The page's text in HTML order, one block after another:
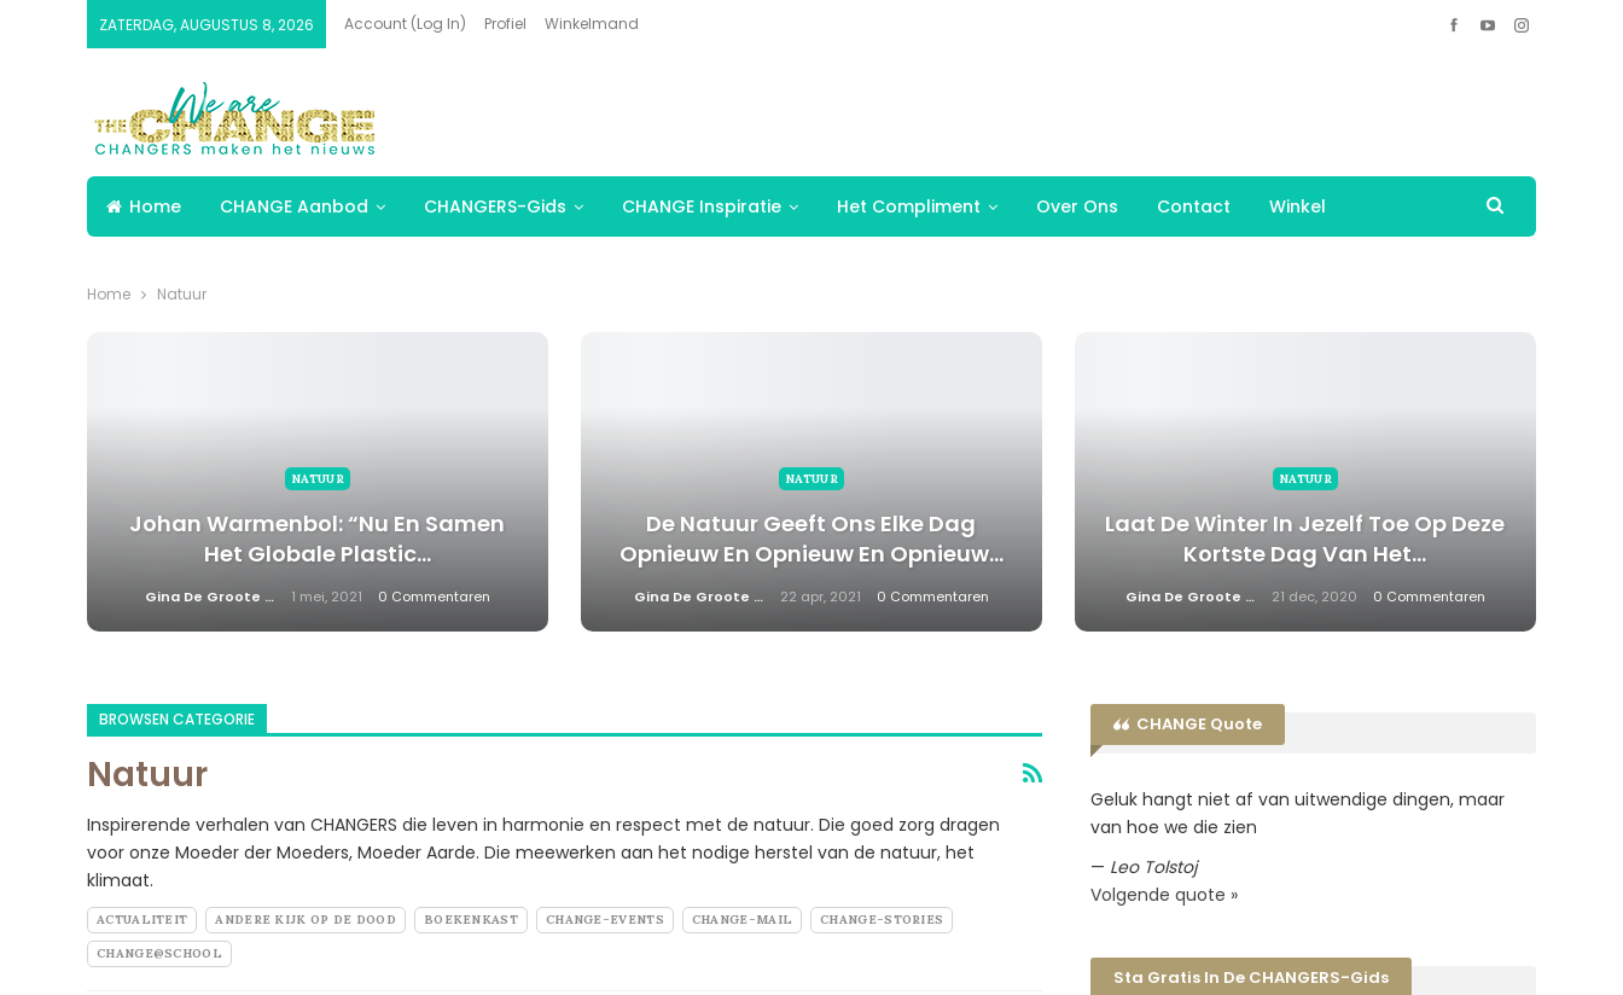
ZATERDAG, AUGUSTUS 8, 2026 Account (Log In) Profiel Winkelmand
Home CHANGE Aanbod CHANGERS-Gids CHANGE Inspiratie Het Compliment Over Ons Contact Winkel
Home Natuur
NATUUR
Johan Warmenbol: “Nu En Samen
Het Globale Plastic…
Gina De Groote 1 mei, 2021 0 Commentaren
NATUUR
De Natuur Geeft Ons Elke Dag
Opnieuw En Opnieuw En Opnieuw…
Gina De Groote 22 apr, 2021 0 Commentaren
NATUUR
Laat De Winter In Jezelf Toe Op Deze
Kortste Dag Van Het…
Gina De Groote 21 dec, 2020 0 Commentaren
BROWSEN CATEGORIE
Natuur
Inspirerende verhalen van CHANGERS die leven in harmonie en respect met de natuur. Die goed zorg dragen
voor onze Moeder der Moeders, Moeder Aarde. Die meewerken aan het nodige herstel van de natuur, het
klimaat.
ACTUALITEIT ANDERE KIJK OP DE DOOD BOEKENKAST CHANGE-EVENTS CHANGE-MAIL CHANGE-STORIES
CHANGE@SCHOOL
CHANGE Quote
Geluk hangt niet af van uitwendige dingen, maar
van hoe we die zien
— Leo Tolstoj
Volgende quote »
Sta Gratis In De CHANGERS-Gids